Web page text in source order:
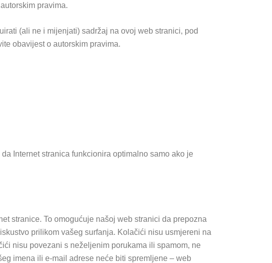
pravima.
(ali ne i mijenjati) sadržaj na ovoj web stranici, pod
obavijest o autorskim pravima.
Internet stranica funkcionira optimalno samo ako je
stranice. To omogućuje našoj web stranici da prepozna
prilikom vašeg surfanja. Kolačići nisu usmjereni na
nisu povezani s neželjenim porukama ili spamom, ne
imena ili e-mail adrese neće biti spremljene – web